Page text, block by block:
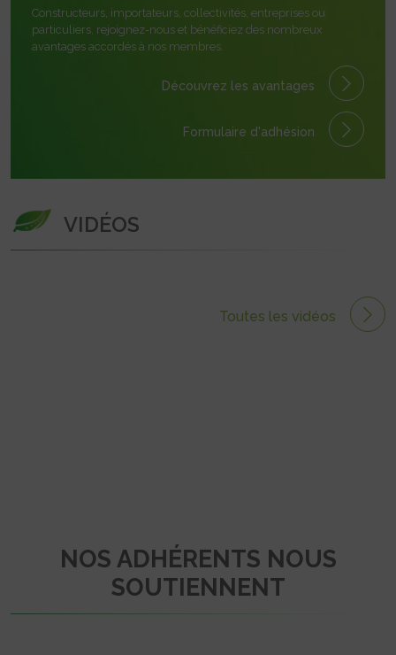
Constructeurs, importateurs, collectivités, entreprises ou
particuliers, rejoignez-nous et bénéficiez des nombreux
avantages accordés à nos membres.
Découvrez les avantages
Formulaire d'adhésion
VIDÉOS
Toutes les vidéos
NOS ADHÉRENTS NOUS
SOUTIENNENT